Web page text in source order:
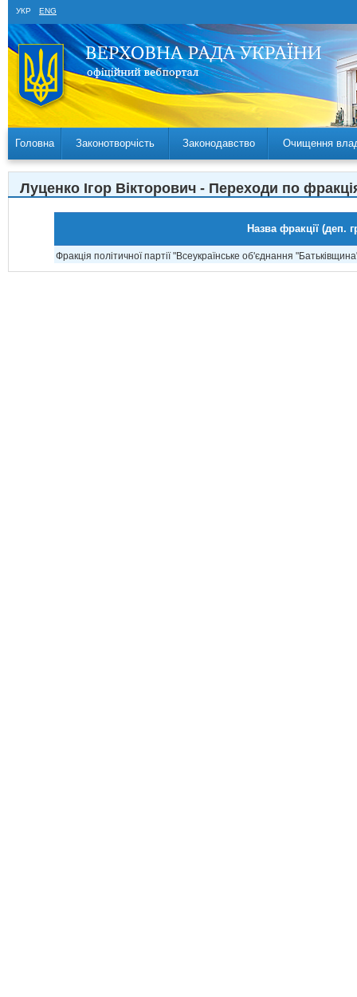
УКР ENG
Головна Законотворчість Законодавство Очищення
Луценко Ігор Вікторович - Переходи по
Назва фракції (деп.
Фракція політичної партії "Всеукраїнське об'єднання